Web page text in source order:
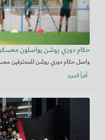
حكام دوري روشن يواصلون
واصل حكام دوري روشن للمحترفين
أقرأ المزيد